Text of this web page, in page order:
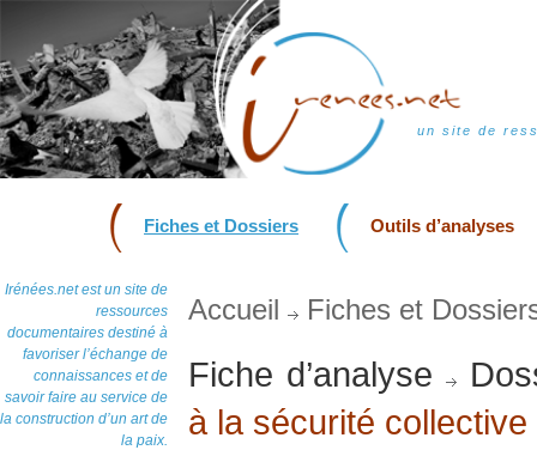
un site de
Fiches et Dossiers Outils d’analyses
Irénées.net est un site de
ressources
documentaires destiné à
favoriser l’échange de
connaissances et de
savoir faire au service de
la construction d’un art de
la paix.
Accueil Fiches et
Fiche d’analyse
à la sécurité collective